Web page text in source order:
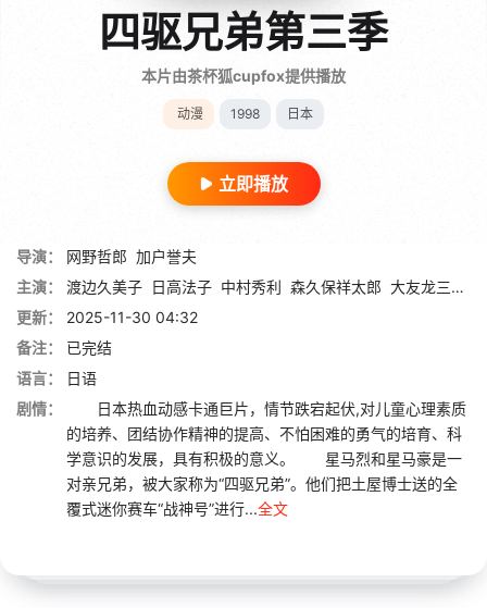
四驱兄弟第三季
本片由茶杯狐cupfox提供播放
动漫 1998 日本
立即播放
导演： 网野哲郎 加户誉夫
主演：
渡边久美子 日高法子 中村秀利 森久保祥太郎 大友龙三郎
更新：
2025-11-30 04:32
备注：
已完结
语言：
日语
剧情：
日本热血动感卡通巨片，情节跌宕起伏,对儿童心理素质
的培养、团结协作精神的提高、不怕困难的勇气的培育、科
学意识的发展，具有积极的意义。 星马烈和星马豪是一
对亲兄弟，被大家称为“四驱兄弟”。他们把土屋博士送的全
覆式迷你赛车“战神号”进行...全文